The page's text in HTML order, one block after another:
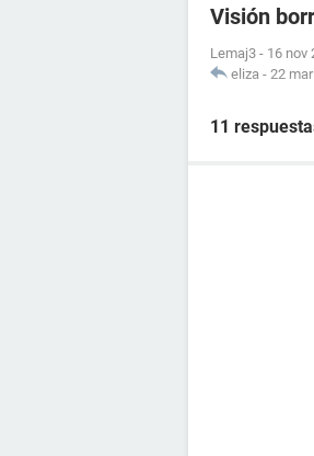
Visión
Lemaj3 - 16 nov
eliza - 22
11